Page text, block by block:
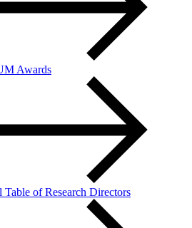
Awards
Table of Research Directors